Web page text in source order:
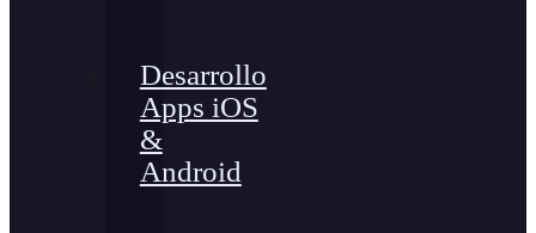
Desarrollo
Apps iOS
&
Android